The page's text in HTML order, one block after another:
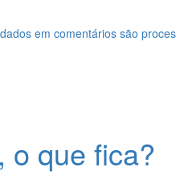
em comentários são
o que fica?